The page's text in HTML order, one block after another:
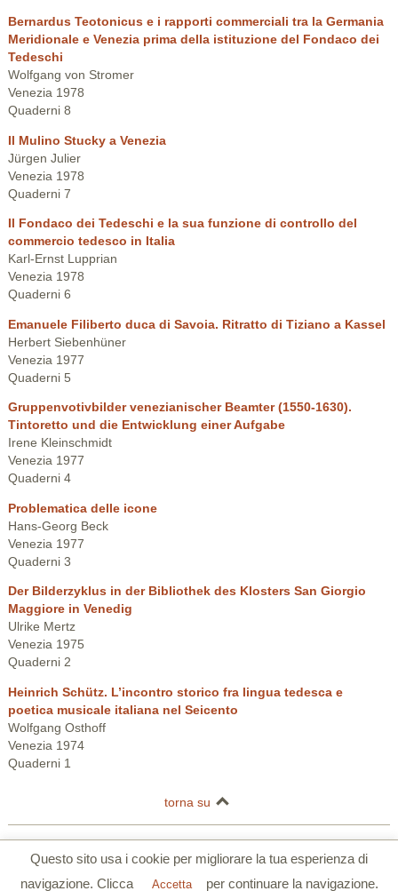
Bernardus Teotonicus e i rapporti commerciali tra la Germania
Meridionale e Venezia prima della istituzione del Fondaco dei
Tedeschi
Wolfgang von Stromer
Venezia 1978
Quaderni 8
Il Mulino Stucky a Venezia
Jürgen Julier
Venezia 1978
Quaderni 7
Il Fondaco dei Tedeschi e la sua funzione di controllo del
commercio tedesco in Italia
Karl-Ernst Lupprian
Venezia 1978
Quaderni 6
Emanuele Filiberto duca di Savoia. Ritratto di Tiziano a Kassel
Herbert Siebenhüner
Venezia 1977
Quaderni 5
Gruppenvotivbilder venezianischer Beamter (1550-1630).
Tintoretto und die Entwicklung einer Aufgabe
Irene Kleinschmidt
Venezia 1977
Quaderni 4
Problematica delle icone
Hans-Georg Beck
Venezia 1977
Quaderni 3
Der Bilderzyklus in der Bibliothek des Klosters San Giorgio
Maggiore in Venedig
Ulrike Mertz
Venezia 1975
Quaderni 2
Heinrich Schütz. L’incontro storico fra lingua tedesca e
poetica musicale italiana nel Seicento
Wolfgang Osthoff
Venezia 1974
Quaderni 1
torna su
S.Polo 2765/a Calle Corner 30125 Venezia
Tel. 0039 041 5206355 | Fax. 0039 041 5206780 |www.dszv.it|Privacy
Questo sito usa i cookie per migliorare la tua esperienza di
navigazione. Clicca
Accetta per continuare la navigazione.